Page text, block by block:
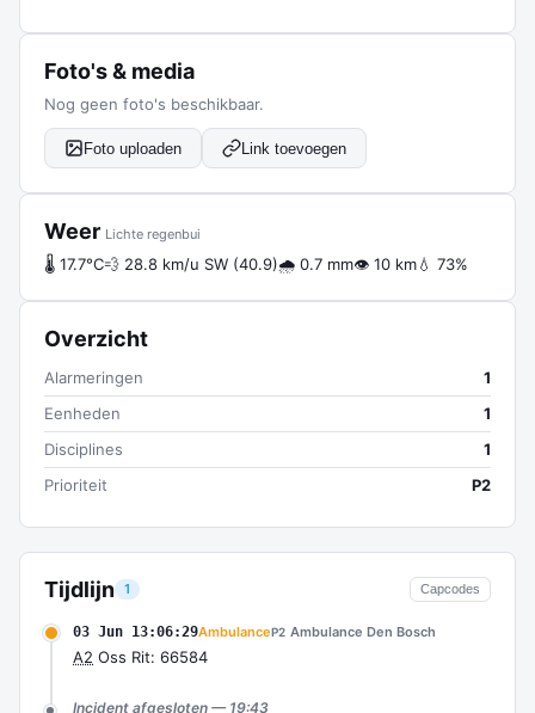
Tijdlijn 1 Capcodes
03 Jun 13:06:29AmbulanceP2 Ambulance Den Bosch
A2 Oss Rit: 66584
Incident afgesloten — 19:43
Foto's & media
Nog geen foto's beschikbaar.
Foto uploaden Link toevoegen
Weer Lichte regenbui
🌡 17.7°C💨 28.8 km/u SW (40.9)🌧 0.7 mm👁 10 km💧 73%
Overzicht
Alarmeringen
1
Eenheden
1
Disciplines
1
Prioriteit
P2